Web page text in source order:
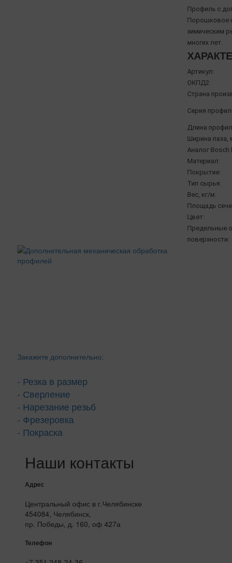
Профиль с
Порошковое
химическим
многих лет.
Артикул:
ОКПД2:
Страна
Серия
Длина
Ширина паза,
Аналог Bosch
Материал:
Покрытие:
Тип сырья:
Вес, кг/м:
Площадь
Цвет:
Предельные
поверхности:
Закажите дополнительно:
- Резка в размер
- Сверление
- Нарезание резьб
- Фрезеровка
- Покраска
Наши контакты
Адрес
Центральный офис в г.Челябинске
454084, Челябинск,
пр. Победы, д. 160, оф 427а
Телефон